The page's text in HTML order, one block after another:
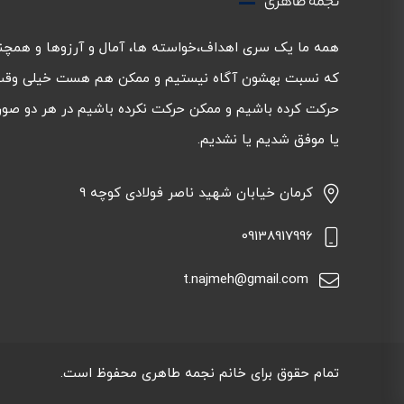
همه ما یک سری اهداف،خواسته ها، آمال و آرزوها و
که نسبت بهشون آگاه نیستیم و ممکن هم هست خیلی
حرکت کرده باشیم و ممکن حرکت نکرده باشیم در هر دو
یا موفق شدیم یا نشدیم.
کرمان خیابان شهید ناصر فولادی کوچه 9
09138917996
t.najmeh@gmail.com
تمام حقوق برای خانم نجمه طاهری محفوظ است.